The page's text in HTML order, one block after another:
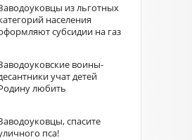
из льготных
населения
субсидии на газ
воины-
учат детей
любить
спасите
пса!